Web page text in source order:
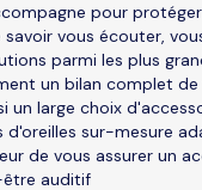
pour
vous écouter,
parmi les plus
un bilan complet
un large choix
sur-mesure
de vous assurer un
être auditif